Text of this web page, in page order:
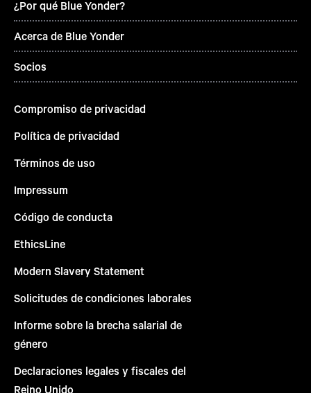
¿Por qué Blue Yonder?
Acerca de Blue Yonder
Socios
Compromiso de privacidad
Política de privacidad
Términos de uso
Impressum
Código de conducta
EthicsLine
Modern Slavery Statement
Solicitudes de condiciones laborales
Informe sobre la brecha salarial de
género
Declaraciones legales y fiscales del
Reino Unido